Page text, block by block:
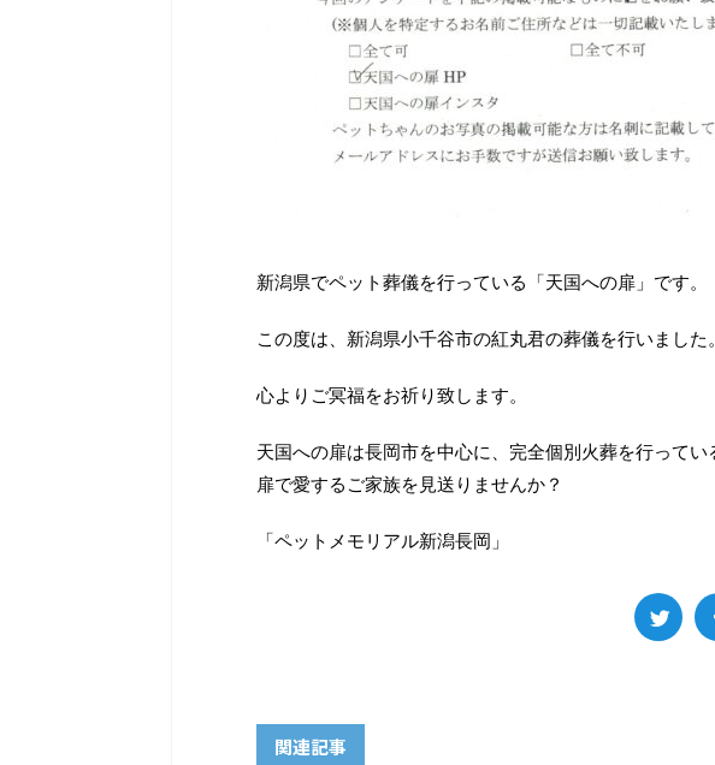
新潟県でペット葬儀を行っている「天国への扉」です。
この度は、新潟県小千谷市の紅丸君の葬儀を行いました。
心よりご冥福をお祈り致します。
天国への扉は長岡市を中心に、完全個別火葬を行って
扉で愛するご家族を見送りませんか？
「ペットメモリアル新潟長岡」
関連記事